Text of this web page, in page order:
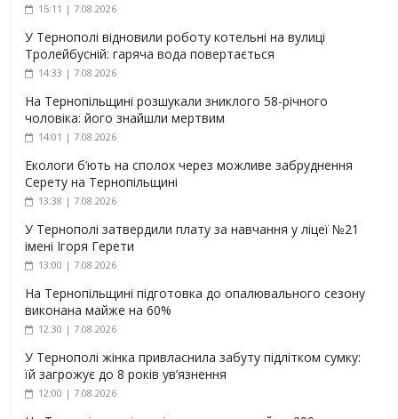
15:11 | 7.08.2026
У Тернополі відновили роботу котельні на вулиці
Тролейбусній: гаряча вода повертається
14:33 | 7.08.2026
На Тернопільщині розшукали зниклого 58-річного
чоловіка: його знайшли мертвим
14:01 | 7.08.2026
Екологи б’ють на сполох через можливе забруднення
Серету на Тернопільщині
13:38 | 7.08.2026
У Тернополі затвердили плату за навчання у ліцеї №21
імені Ігоря Герети
13:00 | 7.08.2026
На Тернопільщині підготовка до опалювального сезону
виконана майже на 60%
12:30 | 7.08.2026
У Тернополі жінка привласнила забуту підлітком сумку:
їй загрожує до 8 років ув’язнення
12:00 | 7.08.2026